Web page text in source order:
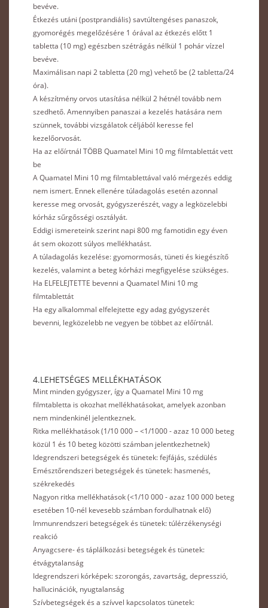
bevéve.
Étkezés utáni (postprandiális) savtúltengéses panaszok,
gyomorégés megelőzésére 1 órával az étkezés előtt 1
tabletta (10 mg) egészben szétrágás nélkül 1 pohár vízzel
bevéve.
Maximálisan napi 2 tabletta (20 mg) vehető be (2 tabletta/24
óra).
A készítmény orvos utasítása nélkül 2 hétnél tovább nem
szedhető. Amennyiben panaszai a kezelés hatására nem
szünnek, további vizsgálatok céljából keresse fel
kezelőorvosát.
Ha az előírtnál TÖBB Quamatel Mini 10 mg filmtablettát vett
be
A Quamatel Mini 10 mg filmtablettával való mérgezés eddig
nem ismert. Ennek ellenére túladagolás esetén azonnal
keresse meg orvosát, gyógyszerészét, vagy a legközelebbi
kórház sűrgősségi osztályát.
Eddigi ismereteink szerint napi 800 mg famotidin egy éven
át sem okozott súlyos mellékhatást.
A túladagolás kezelése: gyomormosás, tüneti és kiegészítő
kezelés, valamint a beteg kórházi megfigyelése szükséges.
Ha ELFELEJTETTE bevenni a Quamatel Mini 10 mg
filmtablettát
Ha egy alkalommal elfelejtette egy adag gyógyszerét
bevenni, legközelebb ne vegyen be többet az előírtnál.
4.LEHETSÉGES MELLÉKHATÁSOK
Mint minden gyógyszer, így a Quamatel Mini 10 mg
filmtabletta is okozhat mellékhatásokat, amelyek azonban
nem mindenkinél jelentkeznek.
Ritka mellékhatások (1/10 000 – <1/1000 - azaz 10 000 beteg
közül 1 és 10 beteg közötti számban jelentkezhetnek)
Idegrendszeri betegségek és tünetek: fejfájás, szédülés
Emésztőrendszeri betegségek és tünetek: hasmenés,
székrekedés
Nagyon ritka mellékhatások (<1/10 000 - azaz 100 000 beteg
esetében 10-nél kevesebb számban fordulhatnak elő)
Immunrendszeri betegségek és tünetek: túlérzékenységi
reakció
Anyagcsere- és táplálkozási betegségek és tünetek:
étvágytalanság
Idegrendszeri kórképek: szorongás, zavartság, depresszió,
hallucinációk, nyugtalanság
Szívbetegségek és a szívvel kapcsolatos tünetek: